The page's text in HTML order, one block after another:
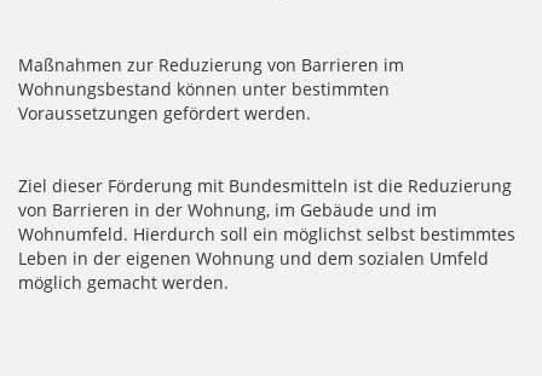
Maßnahmen zur Reduzierung von Barrieren im
Wohnungsbestand können unter bestimmten
Voraussetzungen gefördert werden.
Ziel dieser Förderung mit Bundesmitteln ist die Reduzierung
von Barrieren in der Wohnung, im Gebäude und im
Wohnumfeld. Hierdurch soll ein möglichst selbst bestimmtes
Leben in der eigenen Wohnung und dem sozialen Umfeld
möglich gemacht werden.